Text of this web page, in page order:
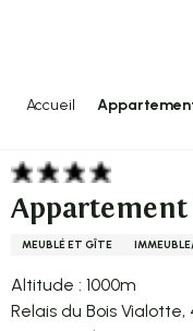
Accueil
MEUBLÉ ET GÎTE
Altitude : 1000m
Relais du Bois